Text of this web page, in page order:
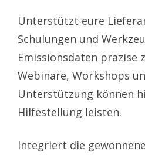
Unterstützt eure
Schulungen und
Emissionsdaten präzise
Webinare, Workshops
Unterstützung können
Hilfestellung leisten.
Integriert die